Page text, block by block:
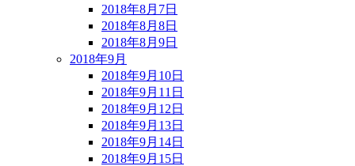
2018年8月7日
2018年8月8日
2018年8月9日
2018年9月
2018年9月10日
2018年9月11日
2018年9月12日
2018年9月13日
2018年9月14日
2018年9月15日